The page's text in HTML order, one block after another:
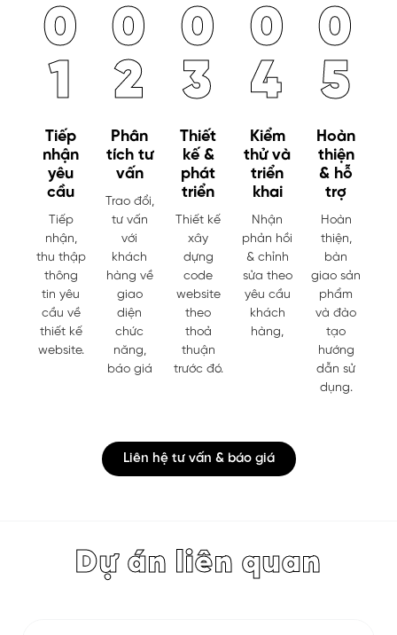
0
1
Tiếp
nhận
yêu
cầu
Tiếp
nhận,
thu thập
thông
tin yêu
cầu về
thiết kế
website.
0
2
Phân
tích tư
vấn
Trao đổi,
tư vấn
với
khách
hàng về
giao
diện
chức
năng,
báo giá
0
3
Thiết
kế &
phát
triển
Thiết kế
xây
dựng
code
website
theo
thoả
thuận
trước đó.
0
4
Kiểm
thử và
triển
khai
Nhận
phản hồi
& chỉnh
sửa theo
yêu cầu
khách
hàng,
0
5
Hoàn
thiện
& hỗ
trợ
Hoàn
thiện,
bàn
giao sản
phẩm
và đào
tạo
hướng
dẫn sử
dụng.
Liên hệ tư vấn & báo giá
Dự án liên quan